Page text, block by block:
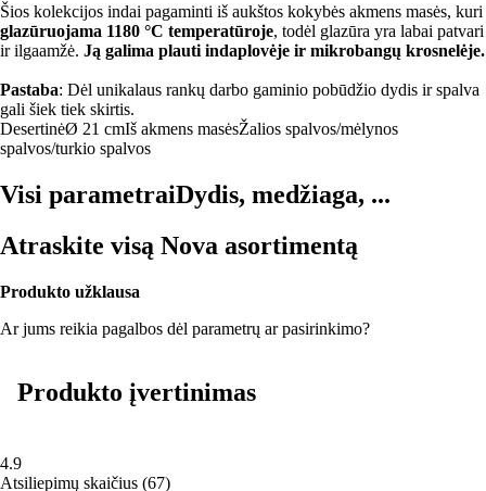
Šios kolekcijos indai pagaminti iš aukštos kokybės akmens masės, kuri
glazūruojama 1180 °C temperatūroje, todėl glazūra yra labai patvari
ir ilgaamžė. Ją galima plauti indaplovėje ir mikrobangų krosnelėje.
Pastaba: Dėl unikalaus rankų darbo gaminio pobūdžio dydis ir spalva
gali šiek tiek skirtis.
DesertinėØ 21 cmIš akmens masėsŽalios spalvos/mėlynos
spalvos/turkio spalvos
Visi parametraiDydis, medžiaga, ...
Atraskite visą Nova asortimentą
Produkto užklausa
Ar jums reikia pagalbos dėl parametrų ar pasirinkimo?
Produkto įvertinimas
4.9
Atsiliepimų skaičius (67)